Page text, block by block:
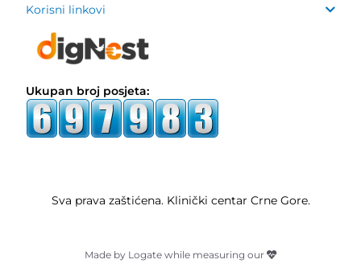
Korisni linkovi
Ukupan broj posjeta:
Sva prava zaštićena. Klinički centar Crne Gore.
Made by Logate while measuring our